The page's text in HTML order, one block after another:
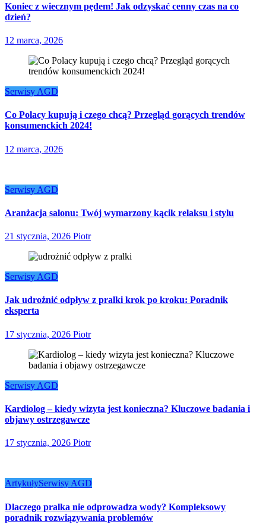
Koniec z wiecznym pędem! Jak odzyskać cenny czas na co
dzień?
12 marca, 2026
Serwisy AGD
Co Polacy kupują i czego chcą? Przegląd gorących trendów
konsumenckich 2024!
12 marca, 2026
Serwisy AGD
Aranżacja salonu: Twój wymarzony kącik relaksu i stylu
21 stycznia, 2026 Piotr
Serwisy AGD
Jak udrożnić odpływ z pralki krok po kroku: Poradnik
eksperta
17 stycznia, 2026 Piotr
Serwisy AGD
Kardiolog – kiedy wizyta jest konieczna? Kluczowe badania i
objawy ostrzegawcze
17 stycznia, 2026 Piotr
ArtykułySerwisy AGD
Dlaczego pralka nie odprowadza wody? Kompleksowy
poradnik rozwiązywania problemów